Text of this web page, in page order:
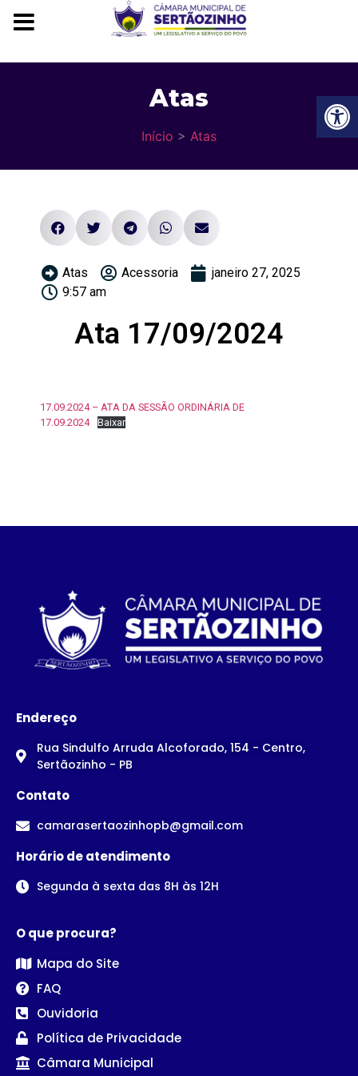
Atas
Início > Atas
Atas Acessoria
janeiro 27, 2025
9:57 am
Ata 17/09/2024
17.09.2024 – ATA DA SESSÃO ORDINÁRIA DE
17.09.2024
Baixar
Endereço
Rua Sindulfo Arruda Alcoforado, 154 - Centro,
Sertãozinho - PB
Contato
camarasertaozinhopb@gmail.com
Horário de atendimento
Segunda à sexta das 8H às 12H
O que procura?
Mapa do Site
FAQ
Ouvidoria
Política de Privacidade
Câmara Municipal